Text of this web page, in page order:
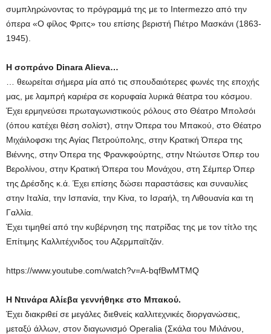
συμπληρώνοντας το πρόγραμμά της με το Intermezzo από την
όπερα «Ο φίλος Φριτς» του επίσης βεριστή Πιέτρο Μασκάνι (1863-
1945).
Η σοπράνο Dinara Alieva…
… θεωρείται σήμερα μία από τις σπουδαιότερες φωνές της εποχής
μας, με λαμπρή καριέρα σε κορυφαία λυρικά θέατρα του κόσμου.
Έχει ερμηνεύσει πρωταγωνιστικούς ρόλους στο Θέατρο Μπολσόι
(όπου κατέχει θέση σολίστ), στην Όπερα του Μπακού, στο Θέατρο
Μιχάιλοφσκι της Αγίας Πετρούπολης, στην Κρατική Όπερα της
Βιέννης, στην Όπερα της Φρανκφούρτης, στην Ντώυτσε Όπερ του
Βερολίνου, στην Κρατική Όπερα του Μονάχου, στη Σέμπερ Όπερ
της Δρέσδης κ.ά. Έχει επίσης δώσει παραστάσεις και συναυλίες
στην Ιταλία, την Ισπανία, την Κίνα, το Ισραήλ, τη Λιθουανία και τη
Γαλλία.
Έχει τιμηθεί από την κυβέρνηση της πατρίδας της με τον τίτλο της
Επίτιμης Καλλιτέχνιδος του Αζερμπαϊτζάν.
https://www.youtube.com/watch?v=A-bqfBwMTMQ
Η Ντινάρα Αλίεβα γεννήθηκε στο Μπακού.
Έχει διακριθεί σε μεγάλες διεθνείς καλλιτεχνικές διοργανώσεις,
μεταξύ άλλων, στον διαγωνισμό Operalia (Σκάλα του Μιλάνου,